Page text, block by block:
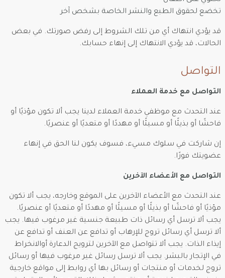
تخضع لحقوق الطبع والنشر الخاصة بشخص آخر
قد يؤدي انتهاك أي من تلك الشروط إلى رفض صورتك. في بعض
الحالات، قد يؤدي الانتهاك إلى إنهاء حسابك.
التواصل
التواصل مع خدمة العملاء
عند التحدث مع موظفي خدمة العملاء لدينا يجب ألا تكون مؤذيًا أو
فاحشًا أو بذيئًا أو مسيئًا أو مهددًا أو متعديًا أو عنصريًا.
إن شاركت في سلوك مسيء، فسوف يكون لنا الحق في إنهاء
عضويتك فورًا.
التواصل مع الأعضاء الآخرين
عند التحدث مع الأعضاء الآخرين على الموقع وخارجه، يجب ألا تكون
مؤذيًا أو فاحشًا أو بذيئًا أو مسيئًا أو مهددًا أو متعديًا أو عنصريًا.
يجب ألا ترسل أي رسائل ذات طبيعة جنسية غير مرغوب فيها. يجب
ألا ترسل أي رسائل تروج للإرهاب أو تدافع عن العنف أو تدافع عن
إيذاء الذات. يجب ألا تتواصل مع الآخرين لترويج الدعارة أوالانخراط
في الإتجار بالبشر. يجب ألا ترسل رسائل غير مرغوب فيها أو رسائل
تروج لخدمات أو منتجات أو رسائل بها أي روابط إلى مواقع خارجية